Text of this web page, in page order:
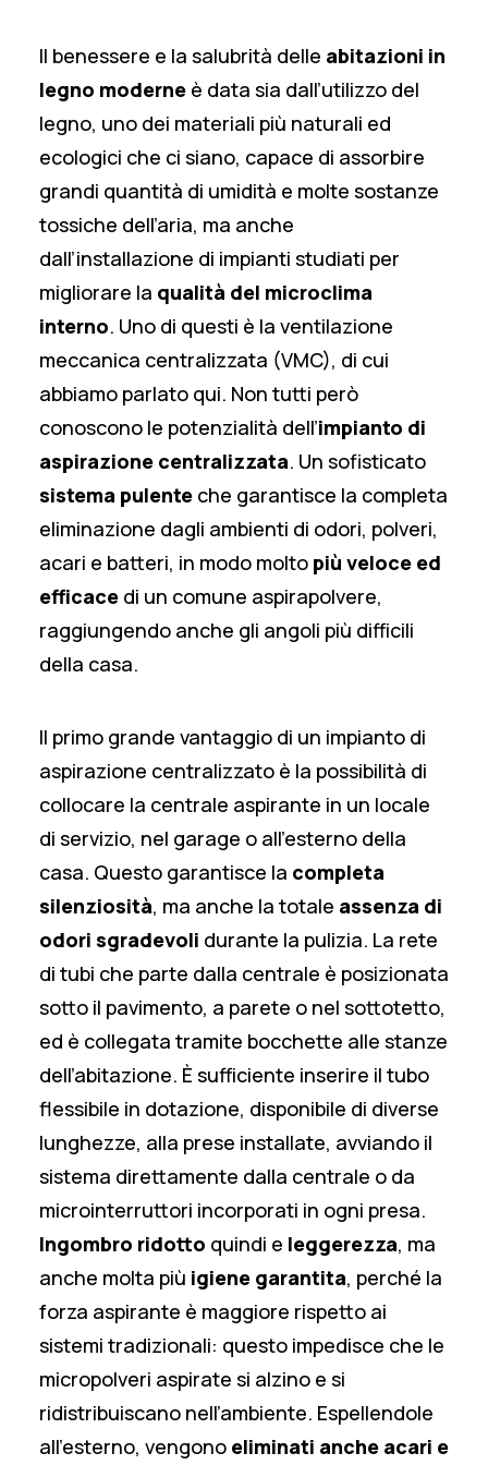
Il benessere e la salubrità delle abitazioni in
legno moderne è data sia dall’utilizzo del
legno, uno dei materiali più naturali ed
ecologici che ci siano, capace di assorbire
grandi quantità di umidità e molte sostanze
tossiche dell’aria, ma anche
dall’installazione di impianti studiati per
migliorare la qualità del microclima
interno. Uno di questi è la ventilazione
meccanica centralizzata (VMC), di cui
abbiamo parlato qui. Non tutti però
conoscono le potenzialità dell’impianto di
aspirazione centralizzata. Un sofisticato
sistema pulente che garantisce la completa
eliminazione dagli ambienti di odori, polveri,
acari e batteri, in modo molto più veloce ed
efficace di un comune aspirapolvere,
raggiungendo anche gli angoli più difficili
della casa.
Il primo grande vantaggio di un impianto di
aspirazione centralizzato è la possibilità di
collocare la centrale aspirante in un locale
di servizio, nel garage o all’esterno della
casa. Questo garantisce la completa
silenziosità, ma anche la totale assenza di
odori sgradevoli durante la pulizia. La rete
di tubi che parte dalla centrale è posizionata
sotto il pavimento, a parete o nel sottotetto,
ed è collegata tramite bocchette alle stanze
dell’abitazione. È sufficiente inserire il tubo
flessibile in dotazione, disponibile di diverse
lunghezze, alla prese installate, avviando il
sistema direttamente dalla centrale o da
microinterruttori incorporati in ogni presa.
Ingombro ridotto quindi e leggerezza, ma
anche molta più igiene garantita, perché la
forza aspirante è maggiore rispetto ai
sistemi tradizionali: questo impedisce che le
micropolveri aspirate si alzino e si
ridistribuiscano nell’ambiente. Espellendole
all’esterno, vengono eliminati anche acari e